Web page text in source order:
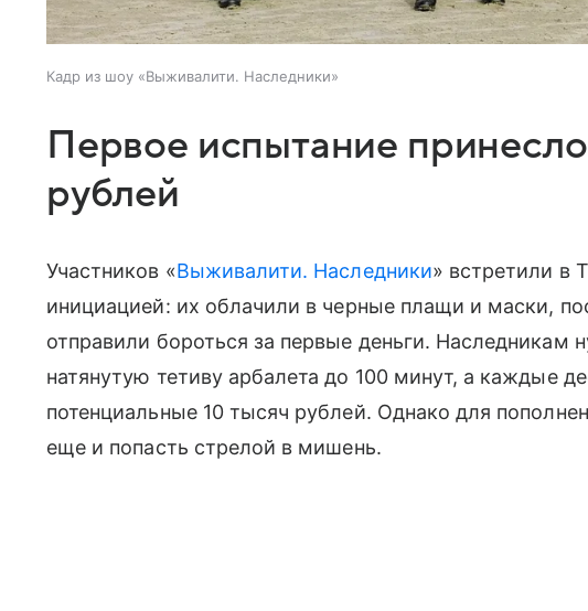
Кадр из шоу «Выживалити. Наследники»
Первое испытание
рублей
Участников «Выживалити. Наследники» встретили в
инициацией: их облачили в черные плащи и маски,
отправили бороться за первые деньги. Наследникам
натянутую тетиву арбалета до 100 минут, а каждые
потенциальные 10 тысяч рублей. Однако для
еще и попасть стрелой в мишень.